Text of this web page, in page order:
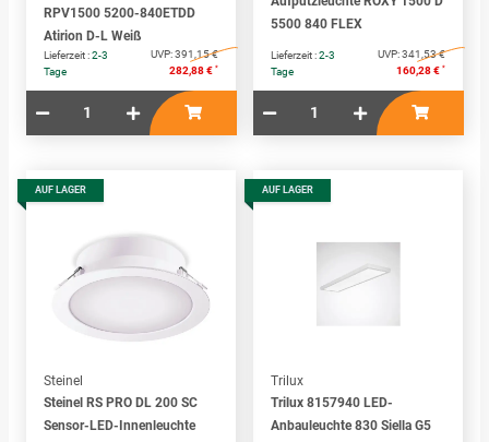
RPV1500 5200-840ETDD
Atirion D-L Weiß
Lieferzeit :2-3
Tage
UVP:391,15 €
282,88 € *
5500 840 FLEX
Lieferzeit :2-3
Tage
UVP:341,53 €
160,28 € *
AUF LAGER
Steinel
Steinel RS PRO DL 200 SC
Sensor-LED-Innenleuchte
AUF LAGER
Trilux
Trilux 8157940 LED-
Anbauleuchte 830 Siella G5